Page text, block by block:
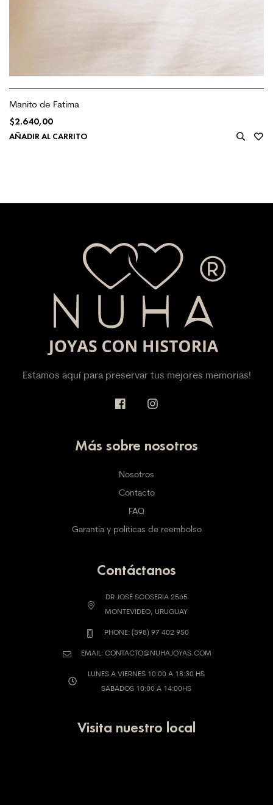
Manito de Fatima
$2.640,00
AÑADIR AL CARRITO
Estamos aquí para preservar tus mejores memorias!
Más sobre nosotros
Nosotros
Contacto
FAQ
Garantía y políticas de reembolso
Contáctanos
DR JOSÉ SCOSERIA 2565
MONTEVIDEO, URUGUAY
PHONE: (598) 97 402 950
EMAIL: CONTACTO@NUHAJOYAS.COM
LUNES A VIERNES 10:00 A 18:30 HS
SÁBADOS 10:00 A 14:00HS
Visita nuestro local